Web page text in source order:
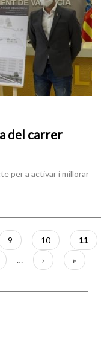
del carrer
per a activar i millorar
Pàgina
9 Pàgina
10
Pàgina
actual
11
…
Pàgina
següent
›
Última
pàgina
»